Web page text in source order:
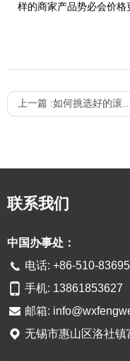
样的商家产品势必会价格
上一篇 :如何挑选好的滚轮架厂家？
联系我们
中国办事处：
电话: +86-510-
手机:
邮箱:
无锡市惠山区洛社镇